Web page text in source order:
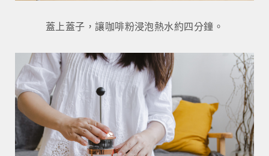
蓋上蓋子，讓咖啡粉浸泡熱水約四分鐘。